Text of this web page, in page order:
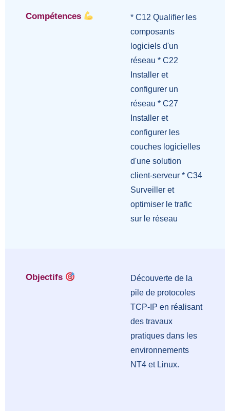
Compétences
* C12 Qualifier les
composants
logiciels d'un
réseau * C22
Installer et
configurer un
réseau * C27
Installer et
configurer les
couches logicielles
d'une solution
client-serveur * C34
Surveiller et
optimiser le trafic
sur le réseau
Objectifs
Découverte de la
pile de protocoles
TCP-IP en réalisant
des travaux
pratiques dans les
environnements
NT4 et Linux.